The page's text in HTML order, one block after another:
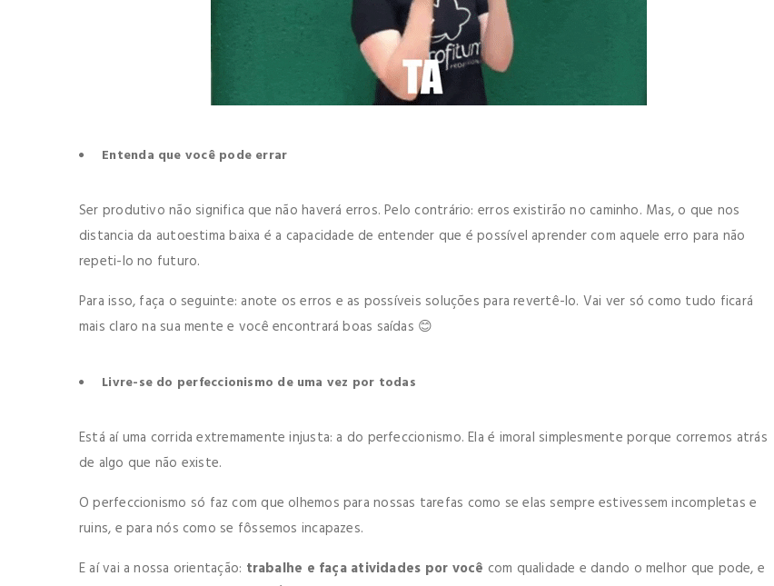
Entenda que você pode errar
Ser produtivo não significa que não haverá erros. Pelo contrário: erros existirão no caminho. Mas, o que nos
distancia da autoestima baixa é a capacidade de entender que é possível aprender com aquele erro para não
repeti-lo no futuro.
Para isso, faça o seguinte: anote os erros e as possíveis soluções para revertê-lo. Vai ver só como tudo ficará
mais claro na sua mente e você encontrará boas saídas 😊
Livre-se do perfeccionismo de uma vez por todas
Está aí uma corrida extremamente injusta: a do perfeccionismo. Ela é imoral simplesmente porque corremos atrás
de algo que não existe.
O perfeccionismo só faz com que olhemos para nossas tarefas como se elas sempre estivessem incompletas e
ruins, e para nós como se fôssemos incapazes.
E aí vai a nossa orientação: trabalhe e faça atividades por você com qualidade e dando o melhor que pode, e